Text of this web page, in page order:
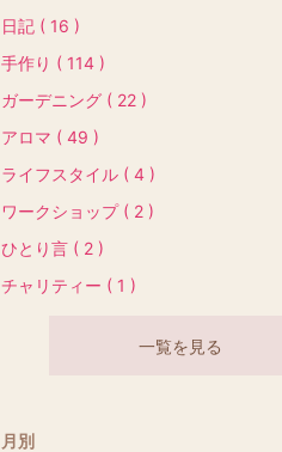
日記 ( 16 )
手作り ( 114 )
ガーデニング ( 22 )
アロマ ( 49 )
ライフスタイル ( 4 )
ワークショップ ( 2 )
ひとり言 ( 2 )
チャリティー ( 1 )
一覧を見る
月別